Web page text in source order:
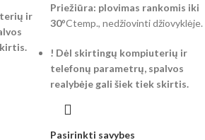
ir
Priežiūra: plovimas rankomis iki
30°Ctemp., nedžiovinti džiovyklėje.
! Dėl skirtingų kompiuterių ir
telefonų parametrų, spalvos
realybėje gali šiek tiek skirtis.
Pasirinkti savybes